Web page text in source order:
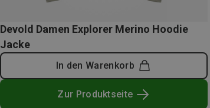
Devold Damen Explorer Merino Hoodie
Jacke
In den Warenkorb
Zur Produktseite